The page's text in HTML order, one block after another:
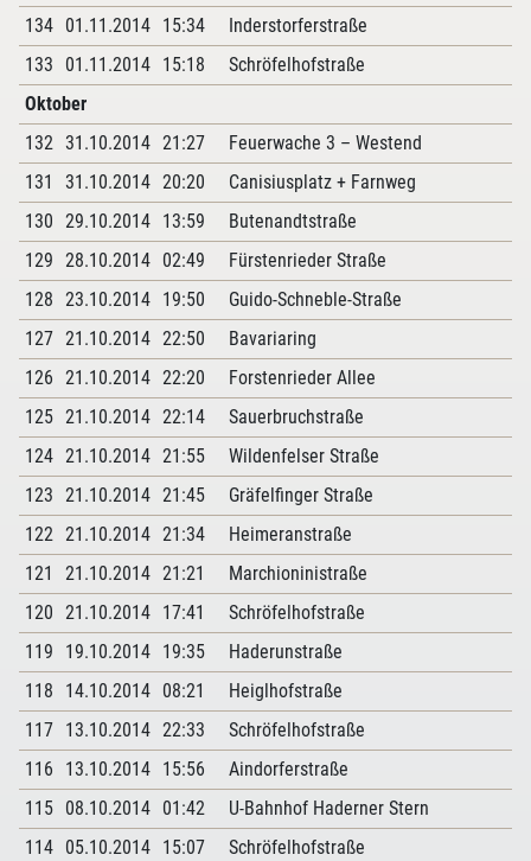
134 01.11.2014 15:34
Inderstorferstraße
133
01.11.2014 15:18
Schröfelhofstraße
Oktober
132 31.10.2014 21:27
Feuerwache 3 – Westend
131
31.10.2014 20:20
Canisiusplatz + Farnweg
130 29.10.2014 13:59
Butenandtstraße
129 28.10.2014 02:49
Fürstenrieder Straße
128 23.10.2014 19:50
Guido-Schneble-Straße
127 21.10.2014 22:50
Bavariaring
126 21.10.2014 22:20
Forstenrieder Allee
125 21.10.2014 22:14
Sauerbruchstraße
124 21.10.2014 21:55
Wildenfelser Straße
123 21.10.2014 21:45
Gräfelfinger Straße
122 21.10.2014 21:34
Heimeranstraße
121
21.10.2014 21:21
Marchioninistraße
120 21.10.2014 17:41
Schröfelhofstraße
119
19.10.2014 19:35
Haderunstraße
118
14.10.2014 08:21
Heiglhofstraße
117 13.10.2014 22:33
Schröfelhofstraße
116
13.10.2014 15:56
Aindorferstraße
115 08.10.2014 01:42
U-Bahnhof Haderner Stern
114 05.10.2014 15:07
Schröfelhofstraße